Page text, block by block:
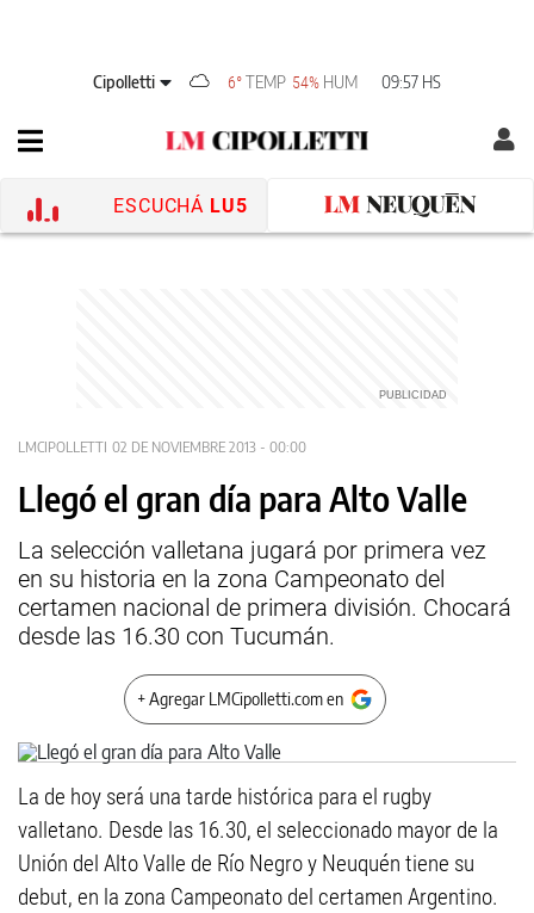
Cipolletti 6° TEMP 54% HUM 09:57 HS
ESCUCHÁ LU5
LMCIPOLLETTI 02 DE NOVIEMBRE 2013 - 00:00
Llegó el gran día para Alto Valle
La selección valletana jugará por primera vez
en su historia en la zona Campeonato del
certamen nacional de primera división. Chocará
desde las 16.30 con Tucumán.
+ Agregar LMCipolletti.com en
La de hoy será una tarde histórica para el rugby
valletano. Desde las 16.30, el seleccionado mayor de la
Unión del Alto Valle de Río Negro y Neuquén tiene su
debut, en la zona Campeonato del certamen Argentino.